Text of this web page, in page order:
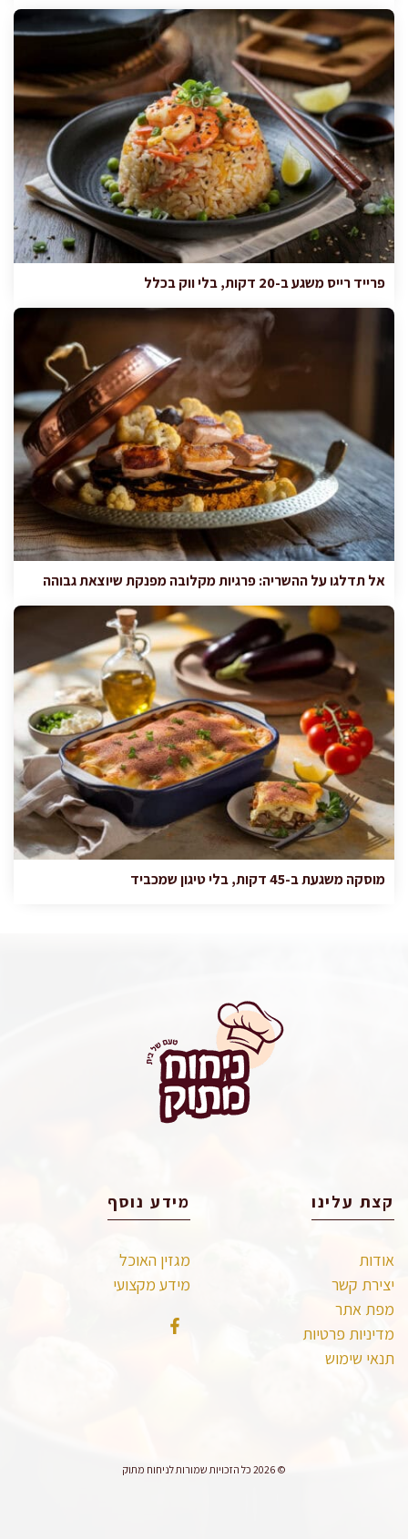
פרייד רייס משגע ב-20 דקות, בלי ווק בכלל
אל תדלגו על ההשריה: פרגיות מקלובה מפנקת שיוצאת גבוהה
מוסקה משגעת ב-45 דקות, בלי טיגון שמכביד
קצת עלינו
אודות
יצירת קשר
מפת אתר
מדיניות פרטיות
תנאי שימוש
מידע נוסף
מגזין האוכל
מידע מקצועי
© 2026 כל הזכויות שמורות לניחוח מתוק